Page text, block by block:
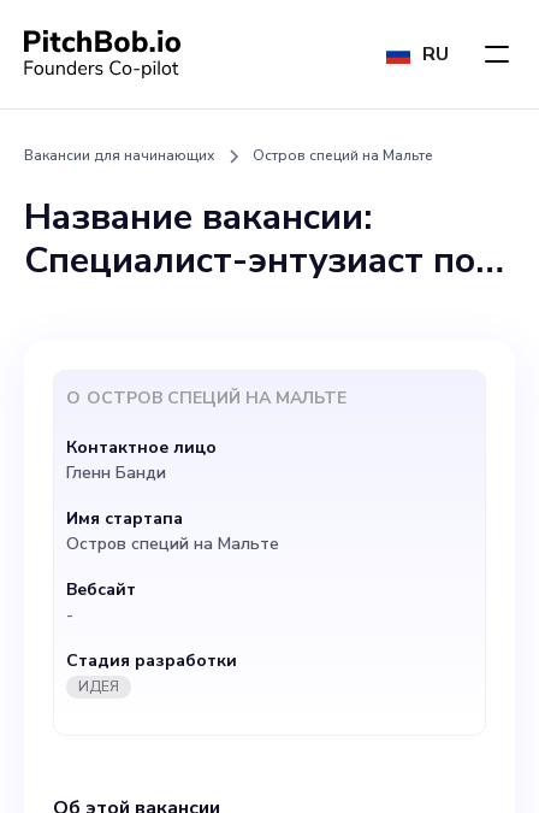
RU
Вакансии для начинающих Остров специй на Мальте
Название вакансии:
Специалист-энтузиаст по
специалист по маркетингу
и можете разработать
интересную стратегию так
же легко, как и ужин для
гурманов? Сможете ли вы
привлечь внимание к
цифровым технологиям
так же умело, как и
О ОСТРОВ СПЕЦИЙ НА МАЛЬТЕ
Контактное лицо
Гленн Банди
Имя стартапа
Остров специй на Мальте
Вебсайт
-
Стадия разработки
ИДЕЯ